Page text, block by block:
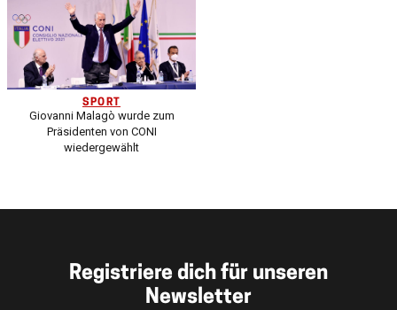
SPORT
Giovanni Malagò wurde zum
Präsidenten von CONI
wiedergewählt
Registriere dich für unseren
Newsletter